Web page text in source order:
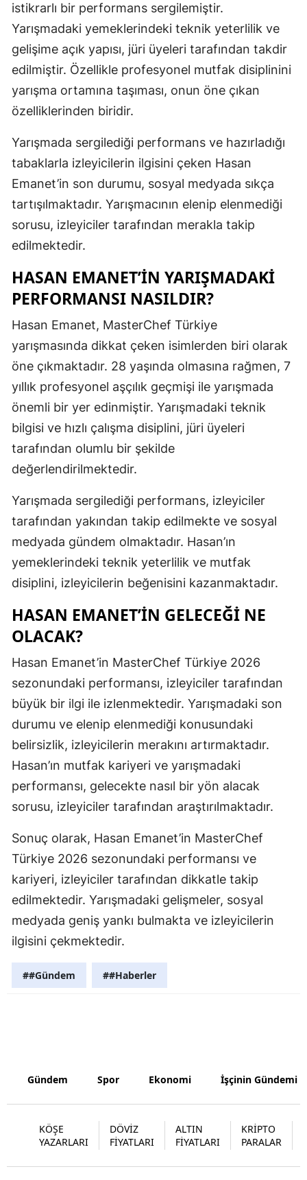
İzmir
Kars
Kırklareli
Kocaeli
Konya
Malatya
Mardin
Muğla
Ordu
Rize
Samsun
Siirt
Tekirdağ
Tokat
Tunceli
Şanlıurfa
Uşak
Yozgat
Zonguldak
Bartın
istikrarlı bir performans sergilemiştir.
Yarışmadaki yemeklerindeki teknik yeterlilik ve
gelişime açık yapısı, jüri üyeleri tarafından takdir
edilmiştir. Özellikle profesyonel mutfak disiplinini
yarışma ortamına taşıması, onun öne çıkan
özelliklerinden biridir.
Yarışmada sergilediği performans ve hazırladığı
tabaklarla izleyicilerin ilgisini çeken Hasan
Emanet’in son durumu, sosyal medyada sıkça
tartışılmaktadır. Yarışmacının elenip elenmediği
sorusu, izleyiciler tarafından merakla takip
edilmektedir.
HASAN EMANET’IN YARIŞMADAKI
PERFORMANSI NASILDIR?
Hasan Emanet, MasterChef Türkiye
yarışmasında dikkat çeken isimlerden biri olarak
öne çıkmaktadır. 28 yaşında olmasına rağmen, 7
yıllık profesyonel aşçılık geçmişi ile yarışmada
önemli bir yer edinmiştir. Yarışmadaki teknik
bilgisi ve hızlı çalışma disiplini, jüri üyeleri
tarafından olumlu bir şekilde
değerlendirilmektedir.
Yarışmada sergilediği performans, izleyiciler
tarafından yakından takip edilmekte ve sosyal
medyada gündem olmaktadır. Hasan’ın
yemeklerindeki teknik yeterlilik ve mutfak
disiplini, izleyicilerin beğenisini kazanmaktadır.
HASAN EMANET’IN GELECEĞI NE
OLACAK?
Hasan Emanet’in MasterChef Türkiye 2026
sezonundaki performansı, izleyiciler tarafından
büyük bir ilgi ile izlenmektedir. Yarışmadaki son
durumu ve elenip elenmediği konusundaki
belirsizlik, izleyicilerin merakını artırmaktadır.
Hasan’ın mutfak kariyeri ve yarışmadaki
performansı, gelecekte nasıl bir yön alacak
sorusu, izleyiciler tarafından araştırılmaktadır.
Sonuç olarak, Hasan Emanet’in MasterChef
Türkiye 2026 sezonundaki performansı ve
kariyeri, izleyiciler tarafından dikkatle takip
edilmektedir. Yarışmadaki gelişmeler, sosyal
medyada geniş yankı bulmakta ve izleyicilerin
ilgisini çekmektedir.
##Gündem ##Haberler
Gündem Spor Ekonomi İşçinin Gündemi
KÖŞE
YAZARLARI
DÖVİZ
FİYATLARI
ALTIN
FİYATLARI
KRİPTO
PARALAR